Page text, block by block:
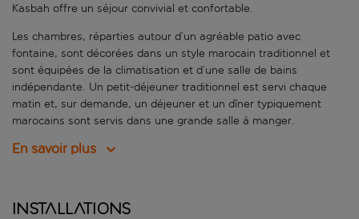
Kasbah offre un séjour convivial et confortable.
Les chambres, réparties autour d’un agréable patio avec
fontaine, sont décorées dans un style marocain traditionnel et
sont équipées de la climatisation et d’une salle de bains
indépendante. Un petit-déjeuner traditionnel est servi chaque
matin et, sur demande, un déjeuner et un dîner typiquement
marocains sont servis dans une grande salle à manger.
En savoir plus
Installations